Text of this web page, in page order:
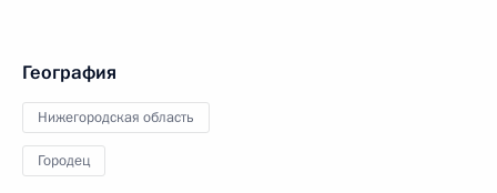
География
Нижегородская область
Городец